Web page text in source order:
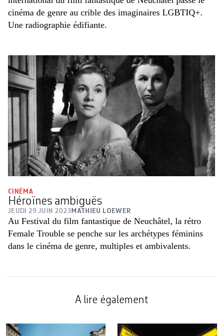
cinéma de genre au crible des imaginaires LGBTIQ+.
Une radiographie édifiante.
CINÉMA
Héroïnes ambiguës
JEUDI 29 JUIN 2023 MATHIEU LOEWER
Au Festival du film fantastique de Neuchâtel, la rétro
Female Trouble se penche sur les archétypes féminins
dans le cinéma de genre, multiples et ambivalents.
A lire également